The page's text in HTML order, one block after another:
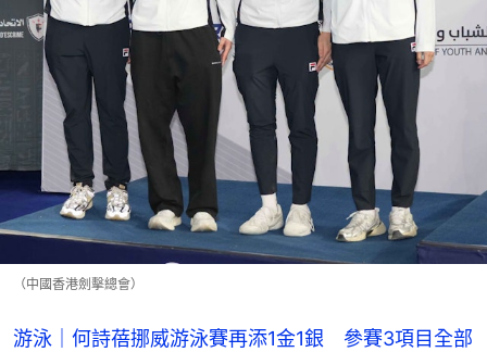
（中國香港劍擊總會）
游泳｜何詩蓓挪威游泳賽再添1金1銀 參賽3項目全部